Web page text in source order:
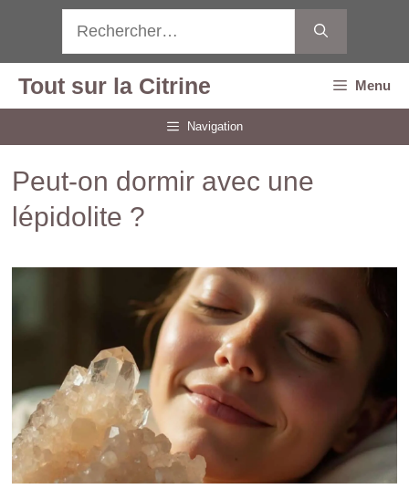
contenu
Tout sur la Citrine Menu
Navigation
Peut-on dormir avec une
lépidolite ?